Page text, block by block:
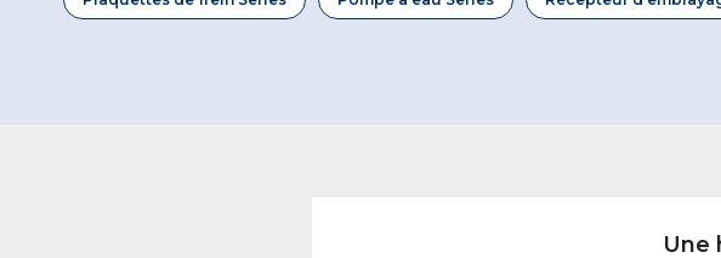
Une